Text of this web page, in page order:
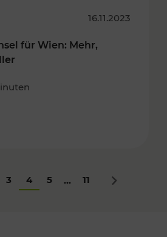
16.11.2023
für Wien: Mehr,
3 4 5 ... 11 Nächstes